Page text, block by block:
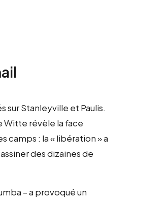
sur Stanleyville et Paulis.
Witte révèle la face
camps : la « libération » a
des dizaines de
– a provoqué un